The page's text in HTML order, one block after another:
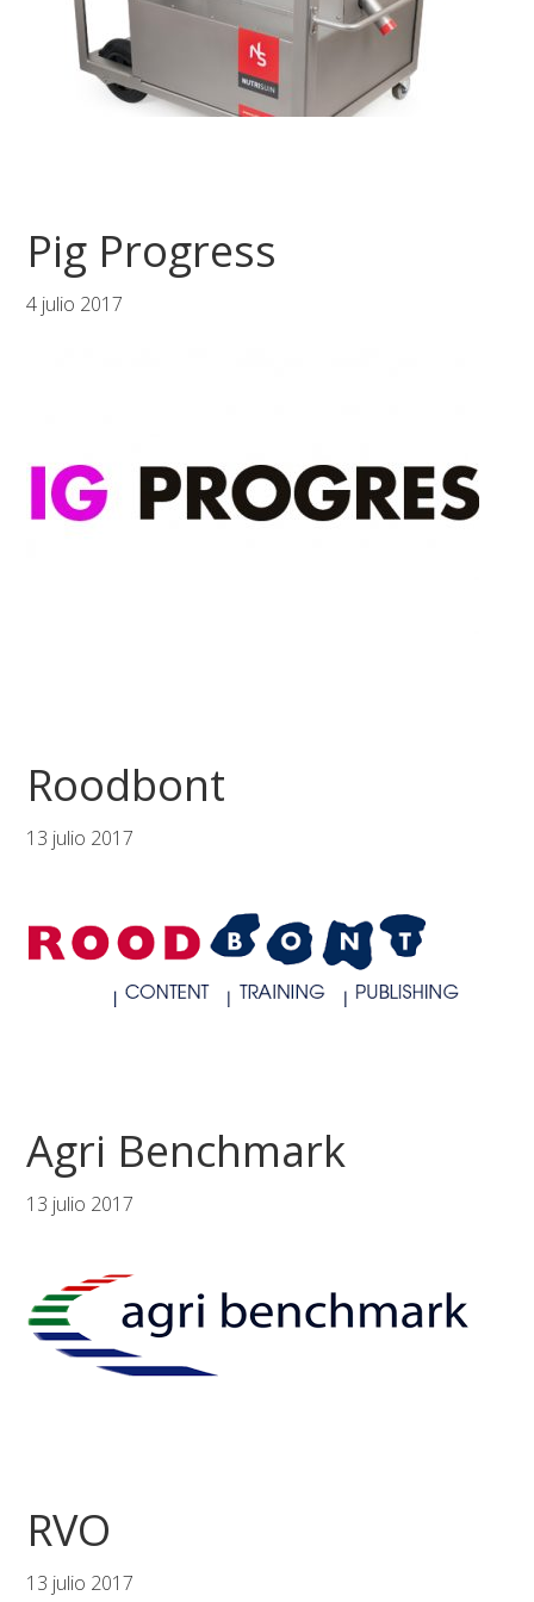
Pig Progress
4 julio 2017
Roodbont
13 julio 2017
Agri Benchmark
13 julio 2017
RVO
13 julio 2017